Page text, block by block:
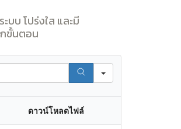
บบ โปร่งใส และมี
ขั้นตอน
ดาวน์โหลดไฟล์